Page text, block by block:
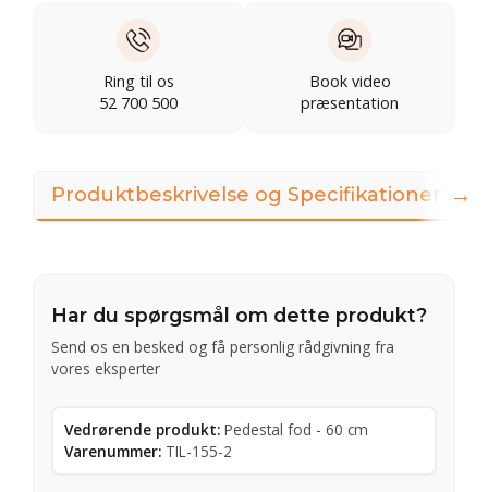
Ring til os
52 700 500
Book video
præsentation
Produktbeskrivelse og Specifikationer
Har du spørgsmål om dette produkt?
Send os en besked og få personlig rådgivning fra
vores eksperter
Vedrørende produkt: Pedestal fod - 60 cm
Varenummer: TIL-155-2
→